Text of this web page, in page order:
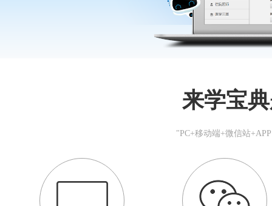
来学宝
"PC+移动端+微信站